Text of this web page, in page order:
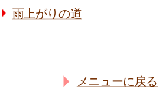
雨上がりの道
メニューに戻る